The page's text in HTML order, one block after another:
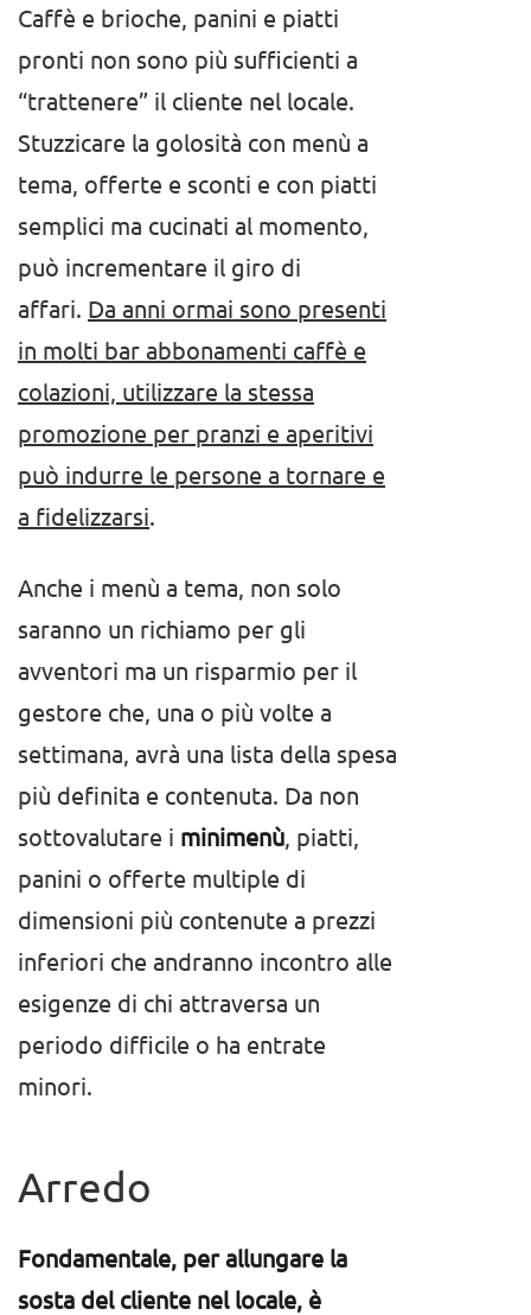
Caffè e brioche, panini e piatti
pronti non sono più sufficienti a
“trattenere” il cliente nel locale.
Stuzzicare la golosità con menù a
tema, offerte e sconti e con piatti
semplici ma cucinati al momento,
può incrementare il giro di
affari. Da anni ormai sono presenti
in molti bar abbonamenti caffè e
colazioni, utilizzare la stessa
promozione per pranzi e aperitivi
può indurre le persone a tornare e
a fidelizzarsi.
Anche i menù a tema, non solo
saranno un richiamo per gli
avventori ma un risparmio per il
gestore che, una o più volte a
settimana, avrà una lista della spesa
più definita e contenuta. Da non
sottovalutare i minimenù , piatti,
panini o offerte multiple di
dimensioni più contenute a prezzi
inferiori che andranno incontro alle
esigenze di chi attraversa un
periodo difficile o ha entrate
minori.
Arredo
Fondamentale, per allungare la
sosta del cliente nel locale, è